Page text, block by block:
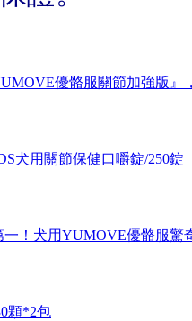
優骼服關節加強版』
犬用關節保健口嚼錠/250錠
一！犬用YUMOVE優骼服驚
顆*2包